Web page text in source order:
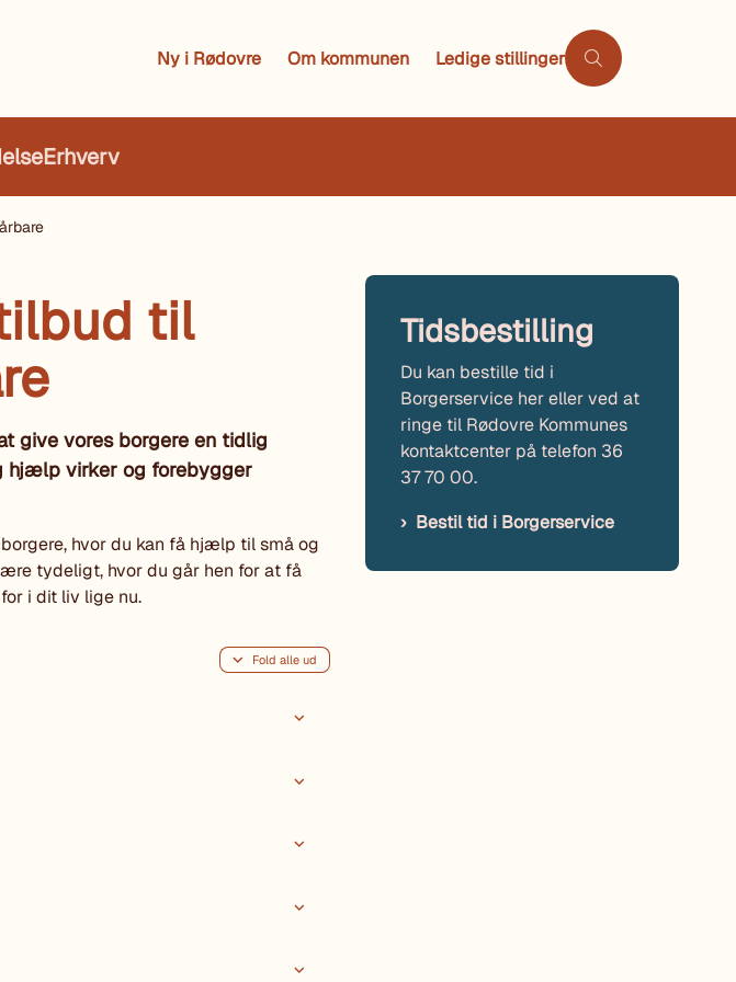
Ny i Rødovre Om kommunen Ledige stillinger
Erhverv
til
give vores borgere en tidlig
hjælp virker og forebygger
hvor du kan få hjælp til små og
tydeligt, hvor du går hen for at få
i dit liv lige nu.
Fold alle ud
Tidsbestilling
Du kan bestille tid i
Borgerservice her eller ved at
ringe til Rødovre Kommunes
kontaktcenter på telefon 36
37 70 00.
Bestil tid i Borgerservice